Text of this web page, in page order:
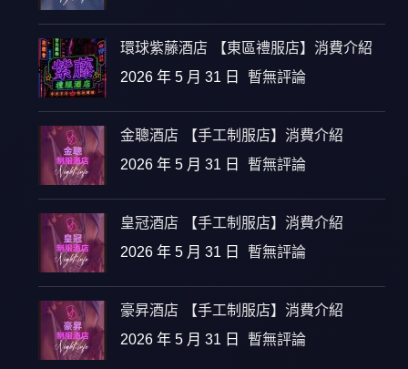
環球紫藤酒店 【東區禮服店】消費介紹
2026 年 5 月 31 日 暫無評論
金聰酒店 【手工制服店】消費介紹
2026 年 5 月 31 日 暫無評論
皇冠酒店 【手工制服店】消費介紹
2026 年 5 月 31 日 暫無評論
豪昇酒店 【手工制服店】消費介紹
2026 年 5 月 31 日 暫無評論